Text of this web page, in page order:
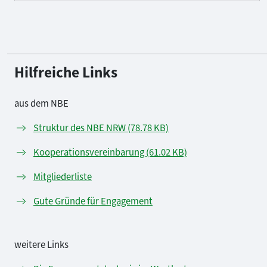
Hilfreiche Links
aus dem NBE
Struktur des NBE NRW (78.78 KB)
Kooperationsvereinbarung (61.02 KB)
Mitgliederliste
Gute Gründe für Engagement
weitere Links